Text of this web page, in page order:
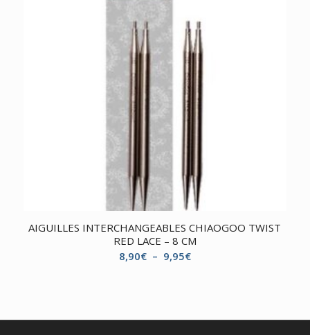
AIGUILLES INTERCHANGEABLES CHIAOGOO TWIST
RED LACE – 8 CM
8,90€ – 9,95€Plage
à